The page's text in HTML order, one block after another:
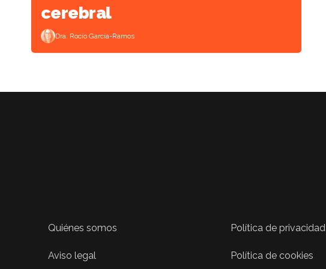
cerebral
Dra. Rocío García-Ramos
Quiénes somos
Aviso legal
Política de privacidad
Política de cookies